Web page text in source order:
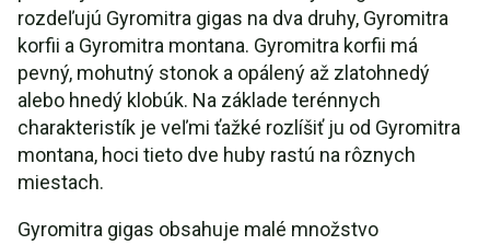
rozdeľujú Gyromitra gigas na dva druhy, Gyromitra
korfii a Gyromitra montana. Gyromitra korfii má
pevný, mohutný stonok a opálený až zlatohnedý
alebo hnedý klobúk. Na základe terénnych
charakteristík je veľmi ťažké rozlíšiť ju od Gyromitra
montana, hoci tieto dve huby rastú na rôznych
miestach.
Gyromitra gigas obsahuje malé množstvo